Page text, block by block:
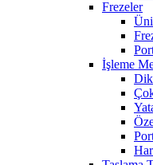
Frezeler
İşleme